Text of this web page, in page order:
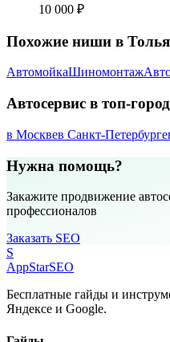
10 000 ₽
Похожие ниши в
АвтомойкаШиномонтаж
Автосервис в топ-
в Москвев Санкт-Петербурге
Нужна помощь?
Закажите продвижение
профессионалов
Заказать SEO
S
AppStarSEO
Бесплатные гайды и
Яндексе и Google.